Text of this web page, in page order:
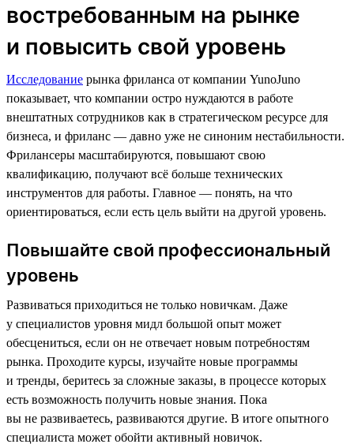
востребованным на рынке
и повысить свой уровень
Исследование рынка фриланса от компании YunoJuno
показывает, что компании остро нуждаются в работе
внештатных сотрудников как в стратегическом ресурсе для
бизнеса, и фриланс — давно уже не синоним нестабильности.
Фрилансеры масштабируются, повышают свою
квалификацию, получают всё больше технических
инструментов для работы. Главное — понять, на что
ориентироваться, если есть цель выйти на другой уровень.
Повышайте свой профессиональный
уровень
Развиваться приходиться не только новичкам. Даже
у специалистов уровня мидл большой опыт может
обесцениться, если он не отвечает новым потребностям
рынка. Проходите курсы, изучайте новые программы
и тренды, беритесь за сложные заказы, в процессе которых
есть возможность получить новые знания. Пока
вы не развиваетесь, развиваются другие. В итоге опытного
специалиста может обойти активный новичок.